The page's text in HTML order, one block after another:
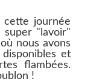
journée
super "lavoir"
nous avons
et
flambées.
!